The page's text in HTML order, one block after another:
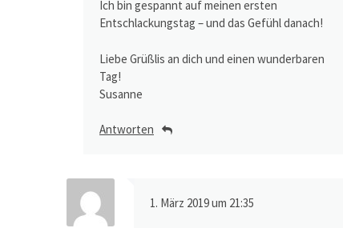
Ich bin gespannt auf meinen ersten
Entschlackungstag – und das Gefühl danach!
Liebe Grüßlis an dich und einen wunderbaren
Tag!
Susanne
Antworten
1. März 2019 um 21:35